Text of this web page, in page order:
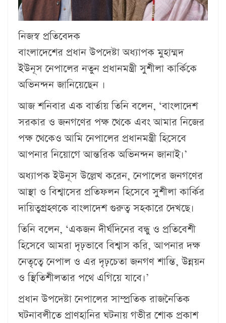
নিজস্ব প্রতিবেদক
বাংলাদেশের প্রধান উপদেষ্টা অধ্যাপক মুহাম্মদ
ইউনূস নেপালের নতুন প্রধানমন্ত্রী সুশীলা কার্কিকে
অভিনন্দন জানিয়েছেন ।
আজ শনিবার এক বার্তায় তিনি বলেন, ‘বাংলাদেশ
সরকার ও জনগণের পক্ষ থেকে এবং আমার নিজের
পক্ষ থেকেও আমি নেপালের প্রধানমন্ত্রী হিসেবে
আপনার নিয়োগে আন্তরিক অভিনন্দন জানাই।’
অধ্যাপক ইউনূস উল্লেখ করেন, নেপালের জনগণের
আস্থা ও বিশ্বাসের প্রতিফলন হিসেবে সুশীলা কার্কির
দায়িত্বগ্রহণকে বাংলাদেশ গুরুত্ব সহকারে দেখছে।
তিনি বলেন, ‘একজন দীর্ঘদিনের বন্ধু ও প্রতিবেশী
হিসেবে আমরা দৃঢ়ভাবে বিশ্বাস করি, আপনার দক্ষ
নেতৃত্বে নেপাল ও এর দৃঢ়চেতা জনগণ শান্তি, উন্নয়ন
ও স্থিতিশীলতার পথে এগিয়ে যাবে।’
প্রধান উপদেষ্টা নেপালের সাম্প্রতিক রাজনৈতিক
ঘটনাবলীতে প্রাণহানির ঘটনায় গভীর শোক প্রকাশ